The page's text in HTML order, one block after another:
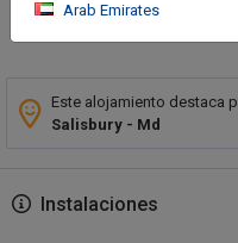
Este alojamiento destaca
Salisbury - Md
Instalaciones
Arab Emirates